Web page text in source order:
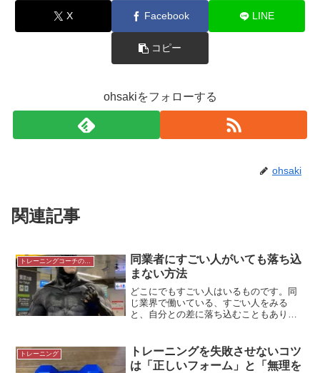
X Facebook LINE
コピー
ohsakiをフォローする
ohsaki
関連記事
トレーニングコーチの生き方
同業者にすごい人がいても落ち込
まない方法
どこにでもすごい人はいるものです。同
じ業界で働いている、すごい人をみる
と、自分との差に落ち込むこともありま
てみました。＊秋葉原駅にて業界のすご
い人すごい人はたくさんいま...
トレーニング
トレーニングを失敗させないコツ
は「正しいフォーム」と「無理を